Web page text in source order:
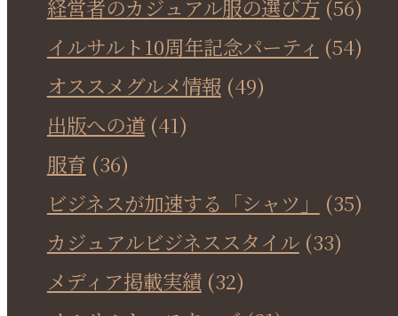
経営者のカジュアル服の選び方 (56)
イルサルト10周年記念パーティ (54)
オススメグルメ情報 (49)
出版への道(41)
服育 (36)
ビジネスが加速する「シャツ」
(35)
カジュアルビジネススタイル(33)
メディア掲載実績(32)